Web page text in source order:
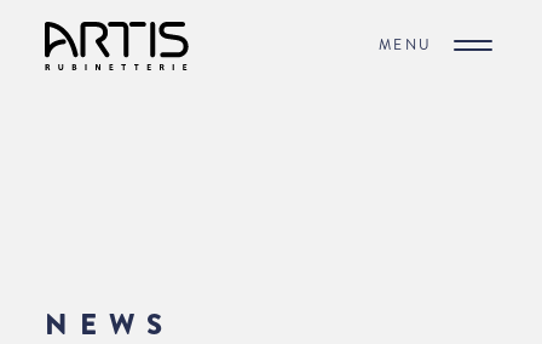
MENU
NEWS